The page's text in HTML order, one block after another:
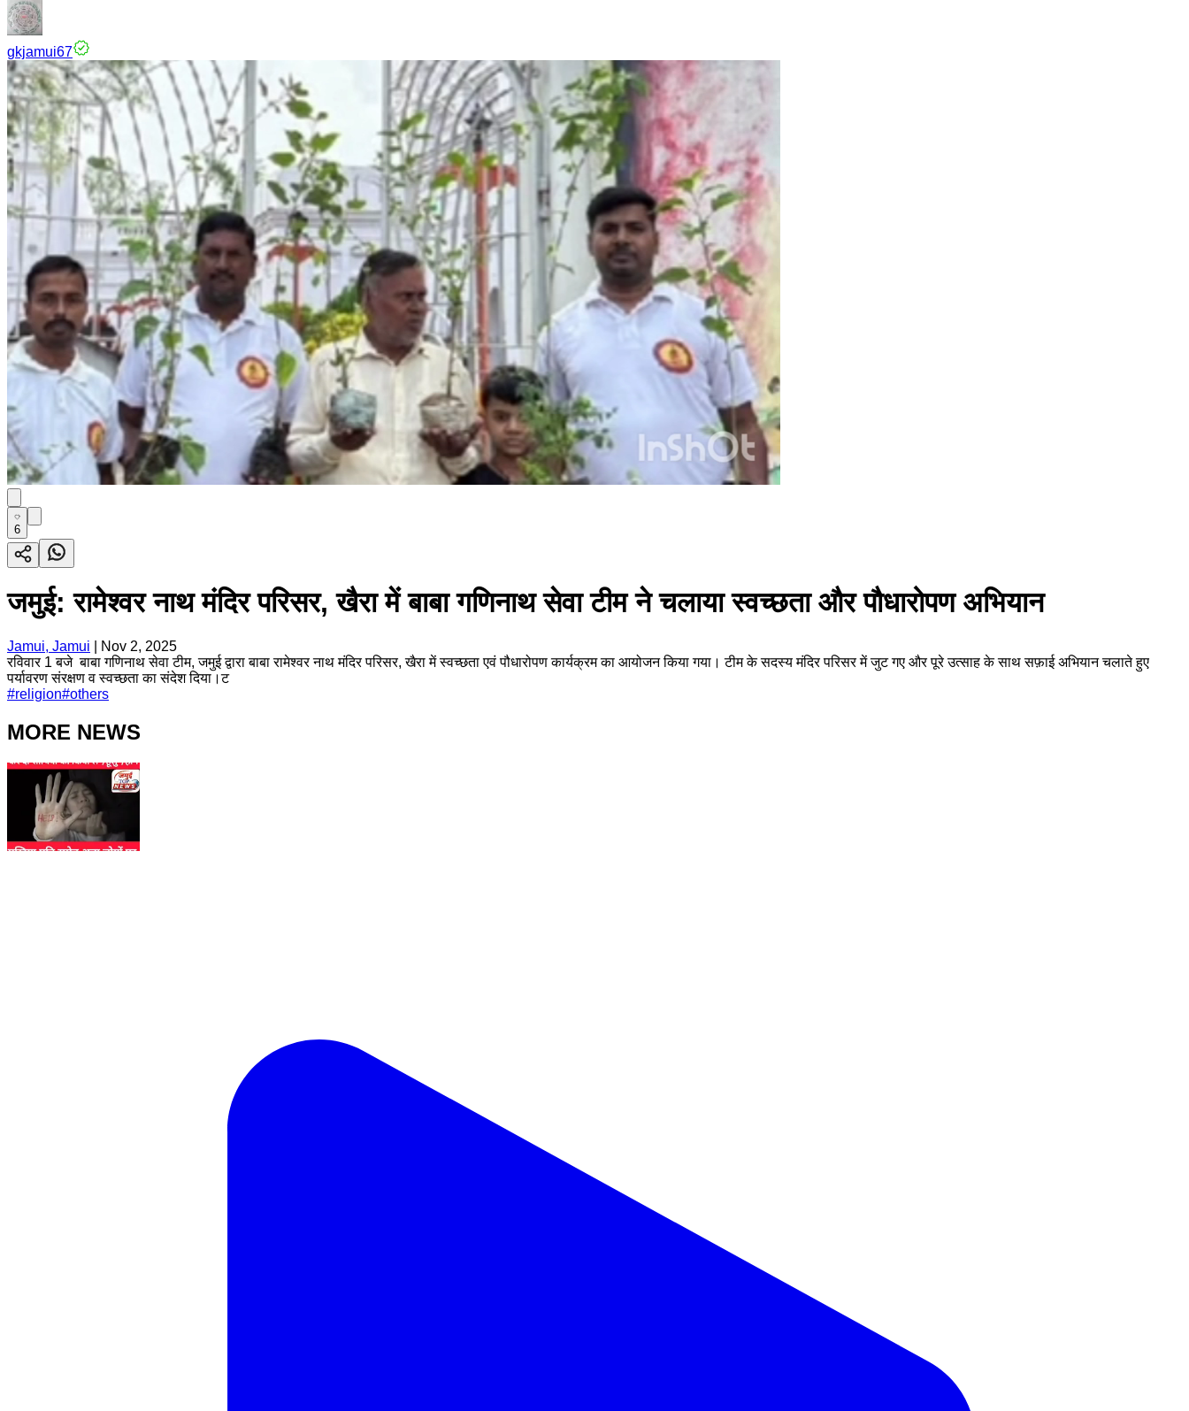
gkjamui67
6
जमुई: रामेश्वर नाथ मंदिर परिसर, खैरा में बाबा गणिनाथ सेवा टीम ने चलाया स्वच्छता और पौधारोपण अभियान
Jamui, Jamui
Nov 2, 2025
रविवार 1 बजे बाबा गणिनाथ सेवा टीम, जमुई द्वारा बाबा रामेश्वर नाथ मंदिर परिसर, खैरा में स्वच्छता एवं पौधारोपण कार्यक्रम का आयोजन किया गया। टीम के सदस्य मंदिर परिसर में जुट गए और पूरे उत्साह के साथ सफ़ाई अभियान चलाते हुए
पर्यावरण संरक्षण व स्वच्छता का संदेश दिया।ट
#religion#others
MORE NEWS